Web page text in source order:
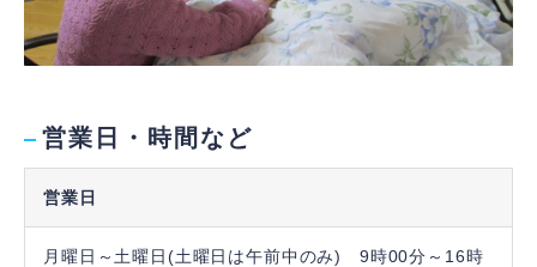
営業日・時間など
営業日
月曜日～土曜日(土曜日は午前中のみ) 9時00分～16時